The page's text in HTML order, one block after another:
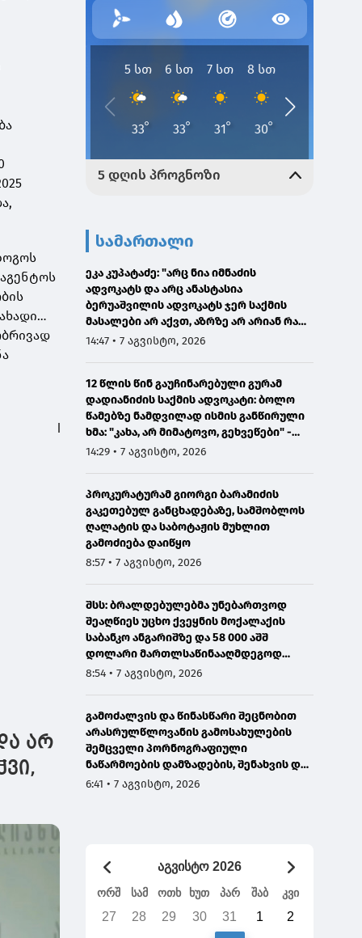
არ
სამართალი
ეკა კუპატაძე: "არც ნია იმნაძის
ადვოკატს და არც ანასტასია
ბერუაშვილის ადვოკატს ჯერ საქმის
მასალები არ აქვთ, აზრზე არ არიან რა
წერია მასალებში"
14:47 • 7 აგვისტო, 2026
12 წლის წინ გაუჩინარებული გურამ
დადიანიძის საქმის ადვოკატი: ბოლო
წამებზე ნამდვილად ისმის განწირული
ხმა: "კახა, არ მიმატოვო, გეხვეწები" -
ვიდეოს დადებას ვაპირებდით
14:29 • 7 აგვისტო, 2026
პროკურატურამ გიორგი ბარამიძის
გაკეთებულ განცხადებაზე, სამშობლოს
ღალატის და საბოტაჟის მუხლით
გამოძიება დაიწყო
8:57 • 7 აგვისტო, 2026
შსს: ბრალდებულებმა უნებართვოდ
შეაღწიეს უცხო ქვეყნის მოქალაქის
საბანკო ანგარიშზე და 58 000 აშშ
დოლარი მართლსაწინააღმდეგოდ
მიითვისეს - დაკავებულია 1 პირი,
8:54 • 7 აგვისტო, 2026
გამოძალვის და წინასწარი შეცნობით
არასრულწლოვანის გამოსახულების
შემცველი პორნოგრაფიული
ნაწარმოების დამზადების, შენახვის და
გავრცელების ფაქტებზე ერთ პირს
6:41 • 7 აგვისტო, 2026
აგვისტო 2026
ორშ სამ ოთხ ხუთ პარ შაბ კვი
27 28 29 30 31 1 2